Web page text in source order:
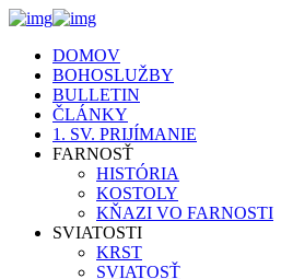
DOMOV
BOHOSLUŽBY
BULLETIN
ČLÁNKY
1. SV. PRIJÍMANIE
FARNOSŤ
HISTÓRIA
KOSTOLY
KŇAZI VO FARNOSTI
SVIATOSTI
KRST
SVIATOSŤ